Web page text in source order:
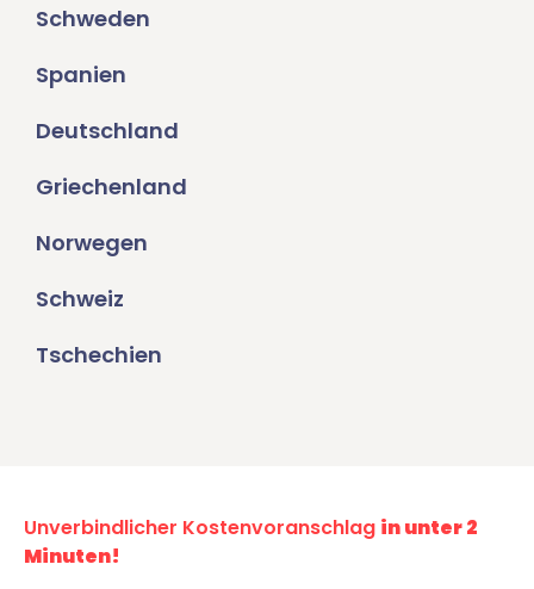
Schweden
Spanien
Deutschland
Griechenland
Norwegen
Schweiz
Tschechien
Unverbindlicher Kostenvoranschlag in unter 2
Minuten!